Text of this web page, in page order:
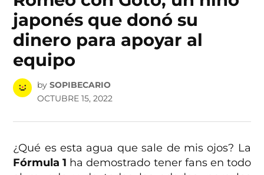
japonés que donó su
dinero para apoyar al
equipo
by SOPIBECARIO
OCTUBRE 15, 2022
¿Qué es esta agua que sale de mis ojos? La
Fórmula 1 ha demostrado tener fans en todo